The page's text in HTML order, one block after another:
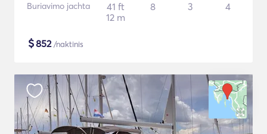
Buriavimo jachta
41 ft
12 m
8 3 4
$852/naktinis